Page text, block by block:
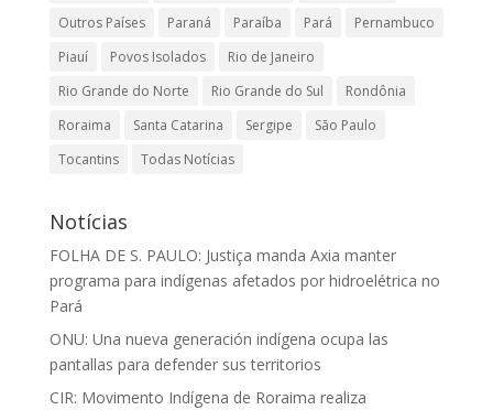
Outros Países
Paraná Paraíba Pará
Pernambuco
Piauí
Povos Isolados
Rio de Janeiro
Rio Grande do Norte
Rio Grande do Sul
Rondônia
Roraima
Santa Catarina Sergipe
São Paulo
Tocantins
Todas Notícias
Notícias
FOLHA DE S. PAULO: Justiça manda Axia manter
programa para indígenas afetados por hidroelétrica no
Pará
ONU: Una nueva generación indígena ocupa las
pantallas para defender sus territorios
CIR: Movimento Indígena de Roraima realiza